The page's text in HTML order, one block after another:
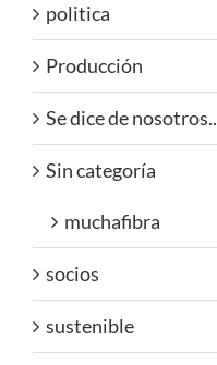
politica
Producción
Se dice de nosotros..
Sin categoría
muchafibra
socios
sustenible